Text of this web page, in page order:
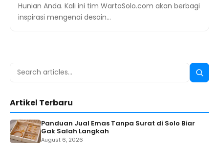
Hunian Anda. Kali ini tim WartaSolo.com akan berbagi
inspirasi mengenai desain…
Search
Search
Artikel Terbaru
Panduan Jual Emas Tanpa Surat di Solo Biar
Gak Salah Langkah
August 6, 2026